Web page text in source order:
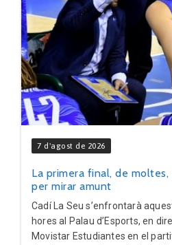
7 d'agost de 2026
La primera final, de moltes,
per mirar amunt
Cadí La Seu s’enfrontarà
hores al Palau d’Esports, en
Movistar Estudiantes en el